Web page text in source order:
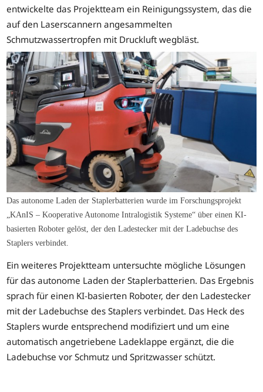
entwickelte das Projektteam ein Reinigungssystem, das die
auf den Laserscannern angesammelten
Schmutzwassertropfen mit Druckluft wegbläst.
Das autonome Laden der Staplerbatterien wurde im Forschungsprojekt
„KAnIS – Kooperative Autonome Intralogistik Systeme“ über einen KI-
basierten Roboter gelöst, der den Ladestecker mit der Ladebuchse des
Staplers verbindet.
Ein weiteres Projektteam untersuchte mögliche Lösungen
für das autonome Laden der Staplerbatterien. Das Ergebnis
sprach für einen KI-basierten Roboter, der den Ladestecker
mit der Ladebuchse des Staplers verbindet. Das Heck des
Staplers wurde entsprechend modifiziert und um eine
automatisch angetriebene Ladeklappe ergänzt, die die
Ladebuchse vor Schmutz und Spritzwasser schützt.